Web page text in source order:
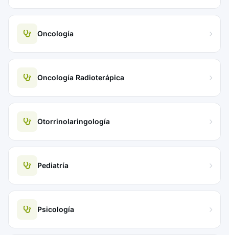
Oncología
Oncología Radioterápica
Otorrinolaringología
Pediatría
Psicología